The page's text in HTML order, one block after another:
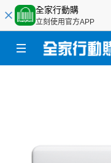
全家行動購
立刻使用官方APP